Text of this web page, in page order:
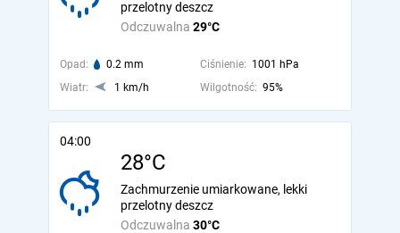
Odczuwalna 29°C
przelotny deszcz
Opad: 0.2 mm Ciśnienie: 1001 hPa
Wiatr:
1 km/h Wilgotność: 95%
04:00
28°C
Odczuwalna 30°C
Zachmurzenie umiarkowane, lekki
przelotny deszcz